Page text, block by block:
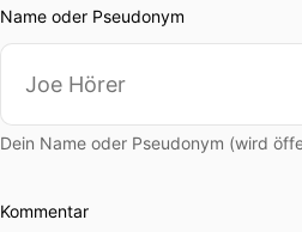
Name oder Pseudonym
Dein Name oder Pseudonym (wird
Kommentar